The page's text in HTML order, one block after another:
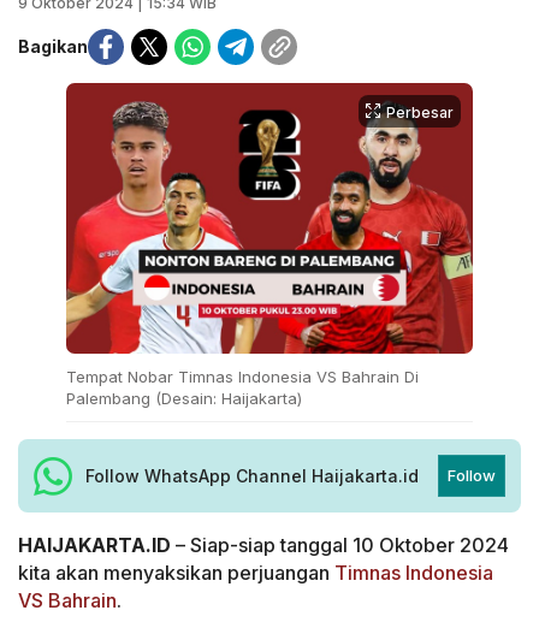
Bagikan
Perbesar
Tempat Nobar Timnas Indonesia VS Bahrain Di
Palembang (Desain: Haijakarta)
Follow WhatsApp Channel Haijakarta.id Follow
HAIJAKARTA.ID – Siap-siap tanggal 10 Oktober 2024
kita akan menyaksikan perjuangan Timnas Indonesia
VS Bahrain.